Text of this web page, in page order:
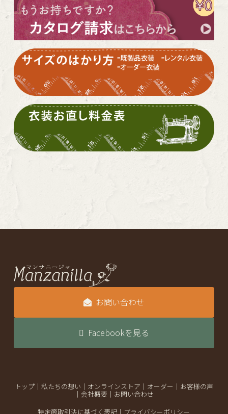
お問い合わせ
Facebookを見る
トップ｜ 私たちの想い オンラインストア オーダー
お客様の声
会社概要 お問い合わせ
特定商取引法に基づく表記 プライバシーポリシー